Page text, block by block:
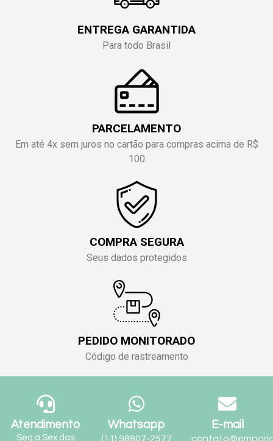
ENTREGA GARANTIDA
Para todo Brasil
PARCELAMENTO
Em até 4x sem juros no cartão para compras acima de R$
100
COMPRA SEGURA
Seus dados protegidos
PEDIDO MONITORADO
Código de rastreamento
Atendimento
Seg a Sex das
Whatsapp
(11) 98807-2577
E-mail